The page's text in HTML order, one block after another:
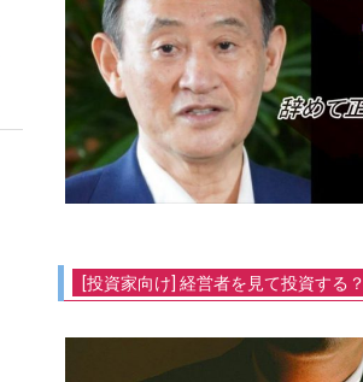
[投資家向け] 経営者を見て投資する？